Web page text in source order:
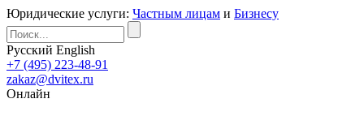
Юридические услуги: Частным лицам и Бизнесу
Русский English
+7 (495) 223-48-91
zakaz@dvitex.ru
Онлайн